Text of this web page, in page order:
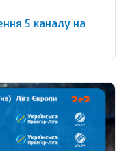
5 каналу на